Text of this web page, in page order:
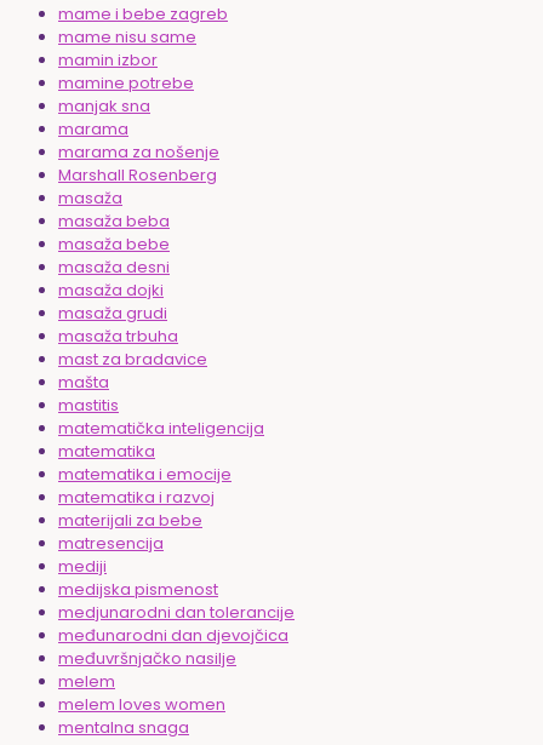
mame i bebe zagreb
mame nisu same
mamin izbor
mamine potrebe
manjak sna
marama
marama za nošenje
Marshall Rosenberg
masaža
masaža beba
masaža bebe
masaža desni
masaža dojki
masaža grudi
masaža trbuha
mast za bradavice
mašta
mastitis
matematička inteligencija
matematika
matematika i emocije
matematika i razvoj
materijali za bebe
matresencija
mediji
medijska pismenost
medjunarodni dan tolerancije
međunarodni dan djevojčica
međuvršnjačko nasilje
melem
melem loves women
mentalna snaga